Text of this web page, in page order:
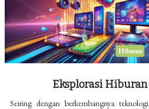
Hiburan
Eksplorasi
Seiring dengan berkembangnya